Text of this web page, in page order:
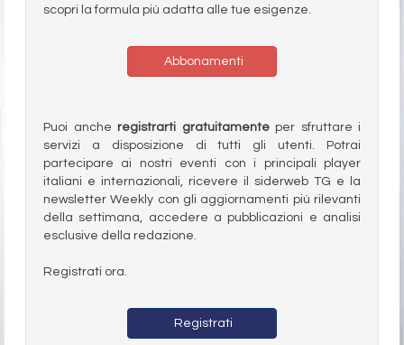
scopri la formula più adatta alle tue esigenze.
Abbonamenti
Puoi anche registrarti gratuitamenteper sfruttare i
servizi a disposizione di tutti gli utenti. Potrai
partecipare ai nostri eventi con i principali player
italiani e internazionali, ricevere il siderweb TG e la
newsletter Weekly con gli aggiornamenti più rilevanti
della settimana, accedere a pubblicazioni e analisi
esclusive della redazione.
Registrati ora.
Registrati